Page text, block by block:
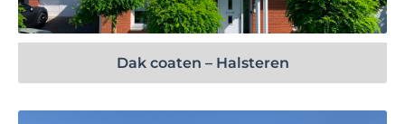
Dak coaten – Halsteren